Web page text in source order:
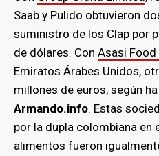
Saab y Pulido obtuvieron
suministro de los Clap por
de dólares. Con Asasi Food
Emiratos Árabes Unidos,
millones de euros, según
Armando.info. Estas
por la dupla colombiana en
alimentos fueron